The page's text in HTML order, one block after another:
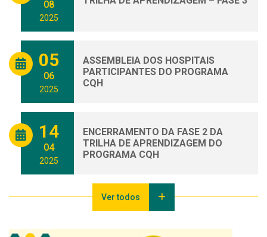
08
2025
05
06
2025
ASSEMBLEIA DOS HOSPITAIS
PARTICIPANTES DO PROGRAMA
CQH
14
04
2025
ENCERRAMENTO DA FASE 2 DA
TRILHA DE APRENDIZAGEM DO
PROGRAMA CQH
Ver todos